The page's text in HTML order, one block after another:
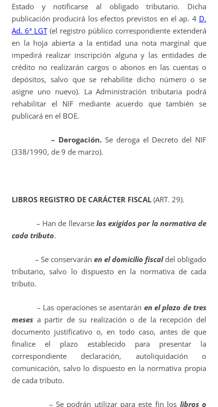
Estado y notificarse al obligado tributario. Dicha
publicación producirá los efectos previstos en el ap. 4 D.
Ad. 6ª LGT(el registro público correspondiente extenderá
en la hoja abierta a la entidad una nota marginal que
impedirá realizar inscripción alguna y las entidades de
crédito no realizarán cargos o abonos en las cuentas o
depósitos, salvo que se rehabilite dicho número o se
asigne uno nuevo). La Administración tributaria podrá
rehabilitar el NIF mediante acuerdo que también se
publicará en el BOE.
– Derogación. Se deroga el Decreto del NIF
(338/1990, de 9 de marzo).
LIBROS REGISTRO DE CARÁCTER FISCAL (ART. 29).
– Han de llevarse los exigidos por la normativa de
cada tributo.
– Se conservarán en el domicilio fiscaldel obligado
tributario, salvo lo dispuesto en la normativa de cada
tributo.
– Las operaciones se asentarán en el plazo de tres
meses a partir de su realización o de la recepción del
documento justificativo o, en todo caso, antes de que
finalice el plazo establecido para presentar la
correspondiente declaración, autoliquidación o
comunicación, salvo lo dispuesto en la normativa propia
de cada tributo.
– Se podrán utilizar para este fin los libros o